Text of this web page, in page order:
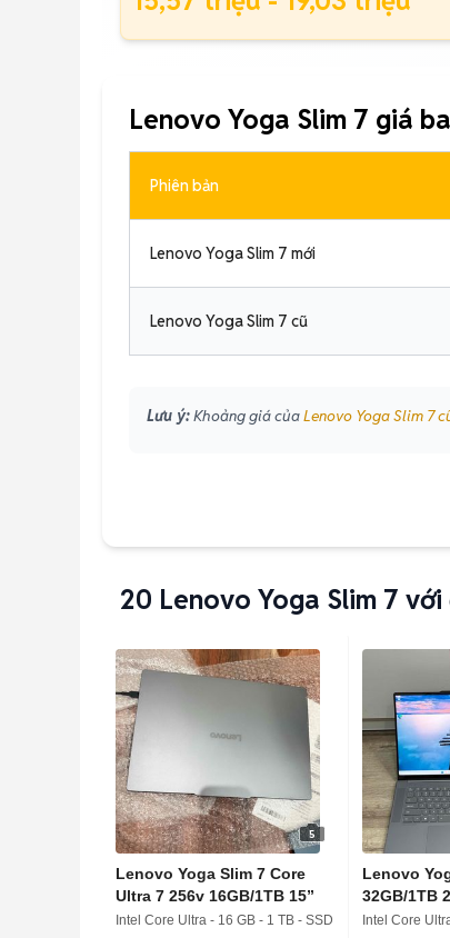
Lenovo Yoga Slim 7 giá
Phiên bản
Lenovo Yoga Slim 7 mới
Lenovo Yoga Slim 7 cũ
Lưu ý:Khoảng giá củaLenovo Yoga Slim 7
20 Lenovo Yoga Slim 7
5
Lenovo Yoga Slim 7 Core
Ultra 7 256v 16GB/1TB 15”
Intel Core Ultra - 16 GB - 1 TB - SSD
Lenovo
32GB/1TB
Intel Core